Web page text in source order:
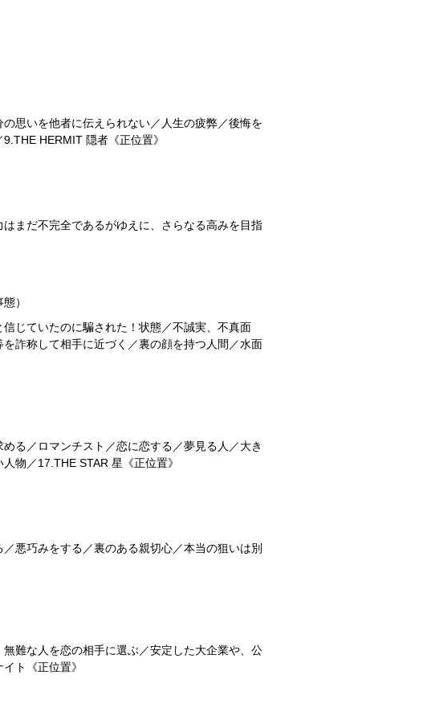
思いを他者に伝えられない／人生の疲弊／後悔を
HERMIT 隠者《正位置》
まだ不完全であるがゆえに、さらなる高みを目指
）
じていたのに騙された！状態／不誠実、不真面
詐称して相手に近づく／裏の顔を持つ人間／水面
る／ロマンチスト／恋に恋する／夢見る人／大き
物／17.THE STAR 星《正位置》
悪巧みをする／裏のある親切心／本当の狙いは別
難な人を恋の相手に選ぶ／安定した大企業や、公
ト《正位置》